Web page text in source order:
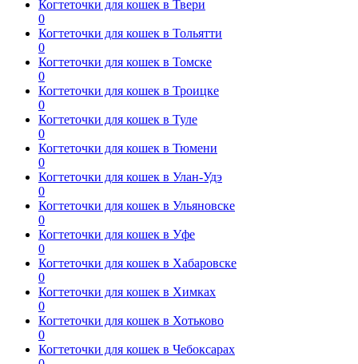
Когтеточки для кошек в Твери
0
Когтеточки для кошек в Тольятти
0
Когтеточки для кошек в Томске
0
Когтеточки для кошек в Троицке
0
Когтеточки для кошек в Туле
0
Когтеточки для кошек в Тюмени
0
Когтеточки для кошек в Улан-Удэ
0
Когтеточки для кошек в Ульяновске
0
Когтеточки для кошек в Уфе
0
Когтеточки для кошек в Хабаровске
0
Когтеточки для кошек в Химках
0
Когтеточки для кошек в Хотьково
0
Когтеточки для кошек в Чебоксарах